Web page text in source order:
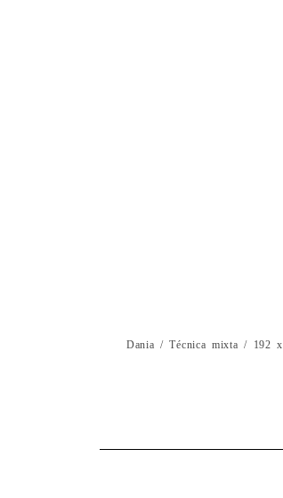
Dania / Técnica mixta / 192